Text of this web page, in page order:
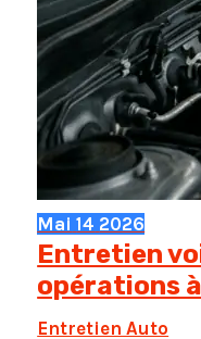
Mai 14 2026
Entretien
opérations
Entretien Auto